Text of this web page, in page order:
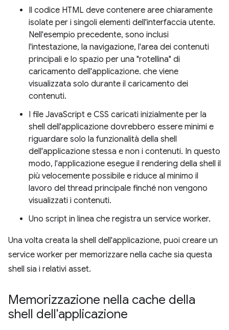
Il codice HTML deve contenere aree chiaramente
isolate per i singoli elementi dell'interfaccia utente.
Nell'esempio precedente, sono inclusi
l'intestazione, la navigazione, l'area dei contenuti
principali e lo spazio per una "rotellina" di
caricamento dell'applicazione. che viene
visualizzata solo durante il caricamento dei
contenuti.
I file JavaScript e CSS caricati inizialmente per la
shell dell'applicazione dovrebbero essere minimi e
riguardare solo la funzionalità della shell
dell'applicazione stessa e non i contenuti. In questo
modo, l'applicazione esegue il rendering della shell il
più velocemente possibile e riduce al minimo il
lavoro del thread principale finché non vengono
visualizzati i contenuti.
Uno script in linea che registra un service worker.
Una volta creata la shell dell'applicazione, puoi creare un
service worker per memorizzare nella cache sia questa
shell sia i relativi asset.
Memorizzazione nella cache della
shell dell'applicazione